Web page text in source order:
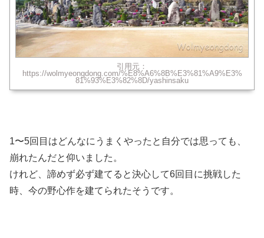
引用元：
https://wolmyeongdong.com/%E8%A6%8B%E3%81%A9%E3%
81%93%E3%82%8D/yashinsaku
1〜5回目はどんなにうまくやったと自分では思っても、
崩れたんだと仰いました。
けれど、諦めず必ず建てると決心して6回目に挑戦した
時、今の野心作を建てられたそうです。